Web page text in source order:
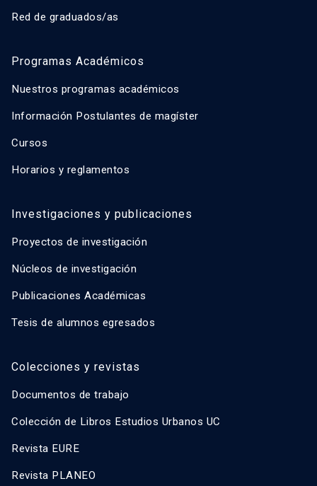
Red de graduados/as
Programas Académicos
Nuestros programas académicos
Información Postulantes de magíster
Cursos
Horarios y reglamentos
Investigaciones y publicaciones
Proyectos de investigación
Núcleos de investigación
Publicaciones Académicas
Tesis de alumnos egresados
Colecciones y revistas
Documentos de trabajo
Colección de Libros Estudios Urbanos UC
Revista EURE
Revista PLANEO